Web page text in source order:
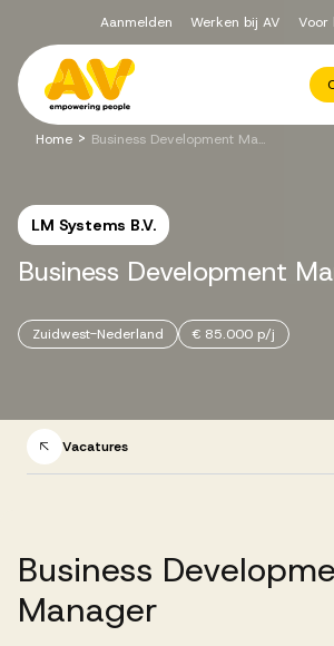
Ga naar de inhoud
Aanmelden Werken bij AV Voor
Voor
Executive Search
Recruitment Services
Vacatures
Home > Business Development Manager
LM Systems B.V.
Business Development
Zuidwest-Nederland € 85.000 p/j
Vacatures
Business
Manager